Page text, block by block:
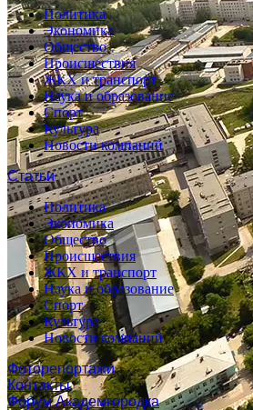
Политика
Экономика
Общество
Происшествия
ЖКХ и транспорт
Наука и образование
Спорт
Культура
Новости компаний
Статьи
Политика
Экономика
Общество
Происшествия
ЖКХ и транспорт
Наука и образование
Спорт
Культура
Новости компаний
Фоторепортажи
Контакты
Форум Академгородка